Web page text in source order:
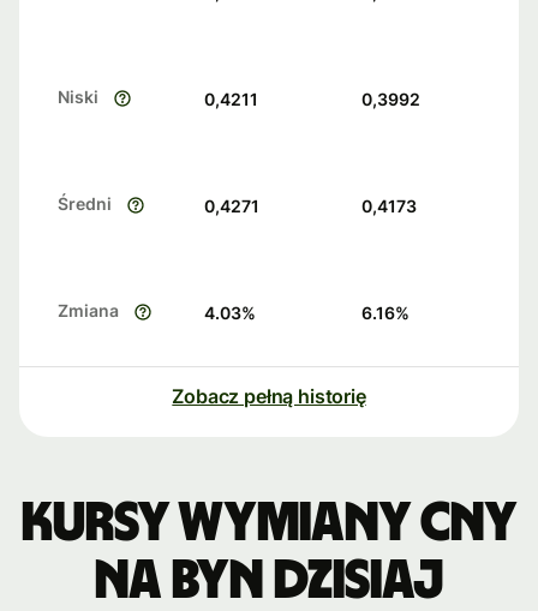
Niski 0,4211 0,3992
Średni 0,4271 0,4173
Zmiana 4.03% 6.16%
Zobacz pełną historię
Kursy wymiany CNY
na BYN dzisiaj